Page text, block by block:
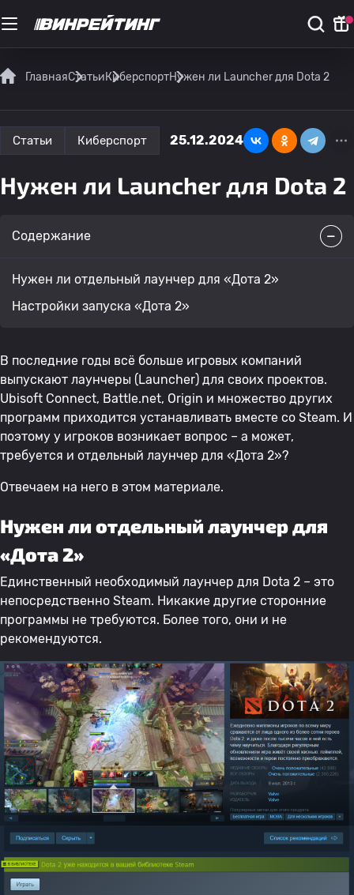
ГлавнаяСтатьиКиберспортНужен ли Launcher для Dota 2
Статьи Киберспорт 25.12.2024
Нужен ли Launcher для Dota 2
Содержание
Нужен ли отдельный лаунчер для «Дота 2»
Настройки запуска «Дота 2»
В последние годы всё больше игровых компаний
выпускают лаунчеры (Launcher) для своих проектов.
Ubisoft Connect, Battle.net, Origin и множество других
программ приходится устанавливать вместе со Steam. И
поэтому у игроков возникает вопрос – а может,
требуется и отдельный лаунчер для «Дота 2»?
Отвечаем на него в этом материале.
Нужен ли отдельный лаунчер для
«Дота 2»
Единственный необходимый лаунчер для Dota 2 – это
непосредственно Steam. Никакие другие сторонние
программы не требуются. Более того, они и не
рекомендуются.